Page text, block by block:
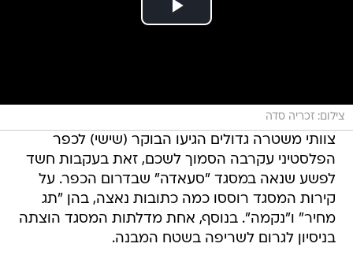
צילום: זכריה סדה
צוותי משטרה גדולים הגיעו הבוקר (שישי) לכפר
הפלסטיני עקרבה הסמוך לשכם, זאת בעקבות חשד
לפשע שנאה במסגד "סעאדה" שבדרום הכפר. על
קירות המסגד רוססו כמה כתובות נאצה, בהן "תג
מחיר" ו"נקמה". בנוסף, אחת מדלתות המסגד הוצתה
בניסיון לגרום לשריפה בשטח המבנה.